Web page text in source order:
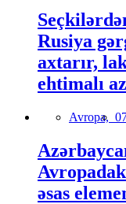
Rusiya
axtarır,
ehtimalı
Avropa,
əsas